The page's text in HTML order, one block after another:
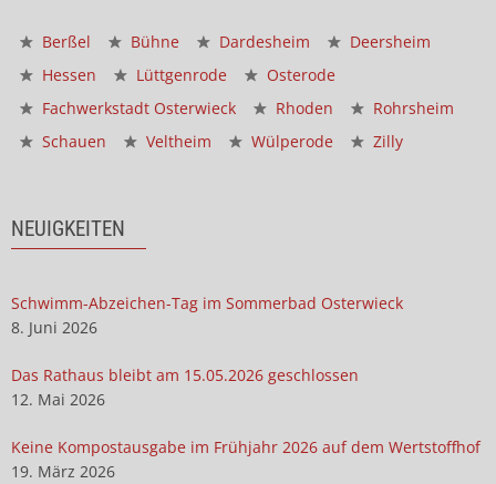
Berßel Bühne Dardesheim
Deersheim
Hessen
Lüttgenrode
Osterode
Fachwerkstadt Osterwieck
Rhoden
Rohrsheim
Schauen
Veltheim Wülperode Zilly
NEUIGKEITEN
Schwimm-Abzeichen-Tag im Sommerbad Osterwieck
8. Juni 2026
Das Rathaus bleibt am 15.05.2026 geschlossen
12. Mai 2026
Keine Kompostausgabe im Frühjahr 2026 auf dem Wertstoffhof
19. März 2026